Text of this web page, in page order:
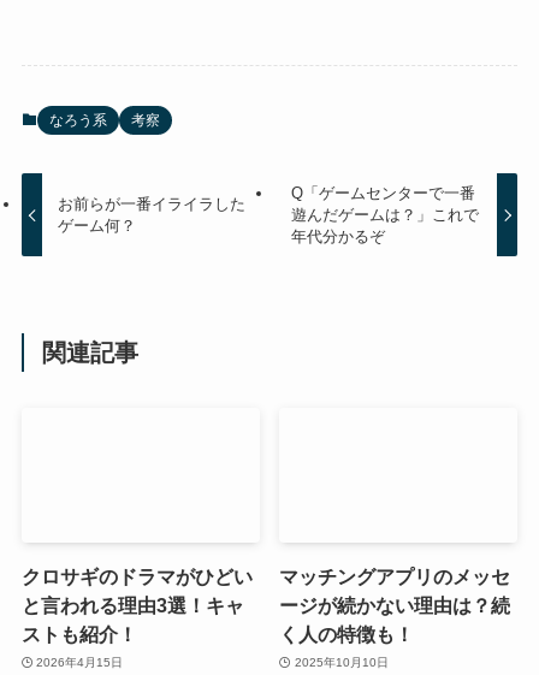
なろう系 考察
お前らが一番イライラした
ゲーム何？
Q「ゲームセンターで一番
遊んだゲームは？」これで
年代分かるぞ
関連記事
クロサギのドラマがひどい
と言われる理由3選！キャ
ストも紹介！
2026年4月15日
マッチングアプリのメッセ
ージが続かない理由は？続
く人の特徴も！
2025年10月10日